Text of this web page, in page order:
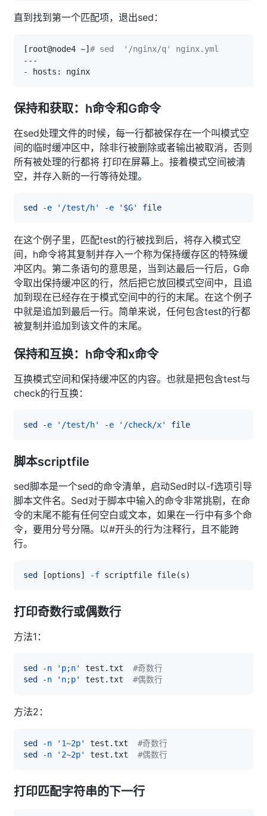
直到找到第一个匹配项，退出sed：
[ root@node4 ~] # sed  '/nginx/q' nginx.yml
保持和获取：h命令和G命令
在sed处理文件的时候，每一行都被保存在一个叫模式空
间的临时缓冲区中，除非行被删除或者输出被取消，否则
所有被处理的行都将 打印在屏幕上。接着模式空间被清
空，并存入新的一行等待处理。
sed -e '/test/h' -e '$G' file
在这个例子里，匹配test的行被找到后，将存入模式空
间，h命令将其复制并存入一个称为保持缓存区的特殊缓
冲区内。第二条语句的意思是，当到达最后一行后，G命
令取出保持缓冲区的行，然后把它放回模式空间中，且追
加到现在已经存在于模式空间中的行的末尾。在这个例子
中就是追加到最后一行。简单来说，任何包含test的行都
被复制并追加到该文件的末尾。
保持和互换：h命令和x命令
互换模式空间和保持缓冲区的内容。也就是把包含test与
check的行互换：
sed -e '/test/h' -e '/check/x' file
脚本scriptfile
sed脚本是一个sed的命令清单，启动Sed时以-f选项引导
脚本文件名。Sed对于脚本中输入的命令非常挑剔，在命
令的末尾不能有任何空白或文本，如果在一行中有多个命
令，要用分号分隔。以#开头的行为注释行，且不能跨
行。
sed [options] -f scriptfile file(s)
打印奇数行或偶数行
方法1：
sed -n 'p;n' test.txt #奇数行
sed
-n 'n;p' test.txt #偶数行
方法2：
sed -n '1~2p' test.txt #奇数行
sed
-n '2~2p' test.txt #偶数行
打印匹配字符串的下一行